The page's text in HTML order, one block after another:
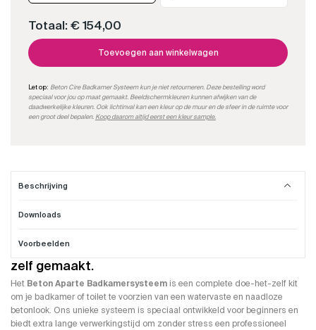
Totaal: € 154,00
Toevoegen aan winkelwagen
Let op: Beton Cire Badkamer Systeem kun je niet retourneren. Deze bestelling word
speciaal voor jou op maat gemaakt. Beeldschermkleuren kunnen afwijken van de
daadwerkelijke kleuren. Ook lichtinval kan een kleur op de muur en de sfeer in de ruimte voor
een groot deel bepalen. Koop daarom altijd eerst een kleur sample.
Beschrijving
Downloads
Voorbeelden
Badkamer Beton Cire compleet systeem
Een professionele Beton Ciré badkamer. Gewoon
zelf gemaakt.
Het Beton Aparte Badkamersysteem is een complete doe-het-zelf kit
om je badkamer of toilet te voorzien van een watervaste en naadloze
betonlook. Ons unieke systeem is speciaal ontwikkeld voor beginners en
biedt extra lange verwerkingstijd om zonder stress een professioneel